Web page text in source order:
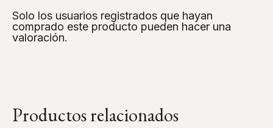
Solo los usuarios registrados que hayan
comprado este producto pueden hacer una
valoración.
Productos relacionados